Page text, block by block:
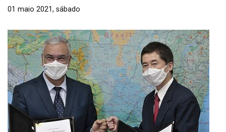
01 maio 2021, sábado